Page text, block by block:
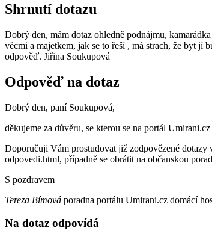
Shrnutí dotazu
Dobrý den, mám dotaz ohledně podnájmu,
věcmi a majetkem, jak se to řeší , má strach, že byt jí
odpověď. Jiřina Soukupová
Odpověď na dotaz
Dobrý den, paní Soukupová,
děkujeme za důvěru, se kterou se na portál
Doporučuji Vám prostudovat již zodpovězené
odpovedi.html, případně se obrátit na občanskou
S pozdravem
Tereza Bímová poradna portálu Umirani.cz domácí
Na dotaz odpovídá